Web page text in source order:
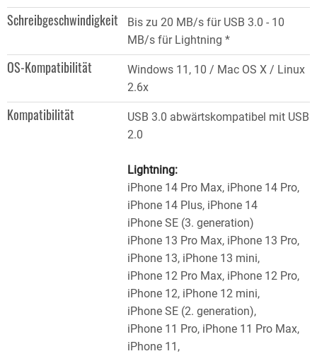
Schreibgeschwindigkeit
Bis zu 20 MB/s für USB 3.0 - 10
MB/s für Lightning *
OS-Kompatibilität
Windows 11, 10 / Mac OS X / Linux
2.6x
Kompatibilität
USB 3.0 abwärtskompatibel mit USB
2.0
Lightning:
iPhone 14 Pro Max, iPhone 14 Pro,
iPhone 14 Plus, iPhone 14
iPhone SE (3. generation)
iPhone 13 Pro Max, iPhone 13 Pro,
iPhone 13, iPhone 13 mini,
iPhone 12 Pro Max, iPhone 12 Pro,
iPhone 12, iPhone 12 mini,
iPhone SE (2. generation),
iPhone 11 Pro, iPhone 11 Pro Max,
iPhone 11,